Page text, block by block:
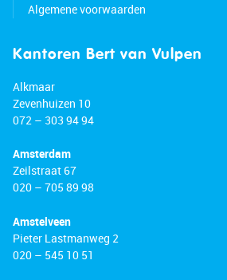
Algemene voorwaarden
Kantoren Bert van Vulpen
Alkmaar
Zevenhuizen 10
072 – 303 94 94
Amsterdam
Zeilstraat 67
020 – 705 89 98
Amstelveen
Pieter Lastmanweg 2
020 – 545 10 51